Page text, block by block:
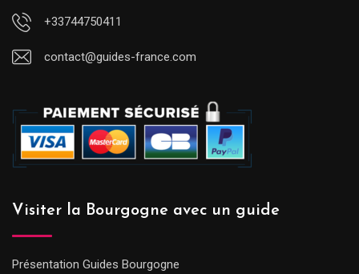
+33744750411
contact@guides-france.com
Visiter la Bourgogne avec un guide
Présentation Guides Bourgogne